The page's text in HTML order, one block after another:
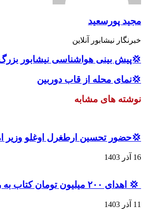
مجید پورسعید
خبرنگار نیشابور آنلاین
💢پیش بینی هواشناسی نیشابور
💢نمای محله از قاب دوربین
نوشته های مشابه
💢حضور تحسین ارطغرل اوغلو وزیر
16 آذر 1403
‍ 💢 اهدای ۲۰۰ میلیون تومان کتاب به روستاها و عشایر دوستدار کتاب برگزیده نیشابور بزرگ
11 آذر 1403